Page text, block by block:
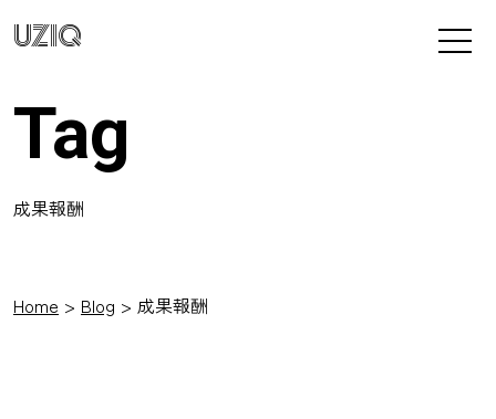
UZIQ
Tag
成果報酬
Home Blog 成果報酬